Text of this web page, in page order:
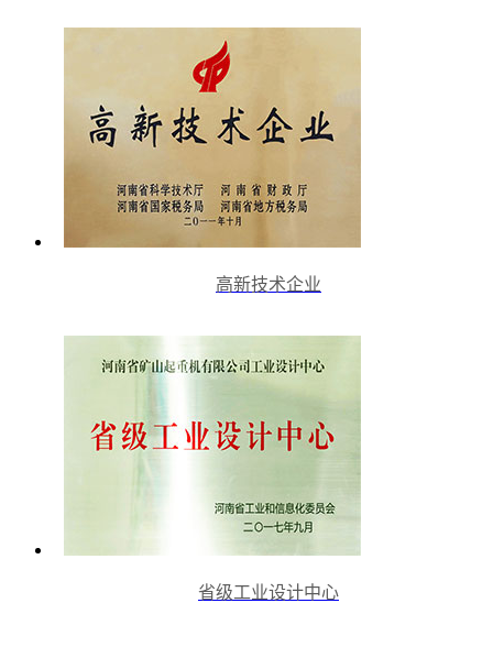
高新技术企业
省级工业设计中心